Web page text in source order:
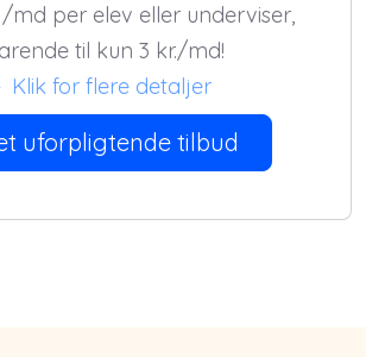
/md per elev eller underviser,
til kun 3 kr./md!
Klik for flere detaljer
uforpligtende tilbud